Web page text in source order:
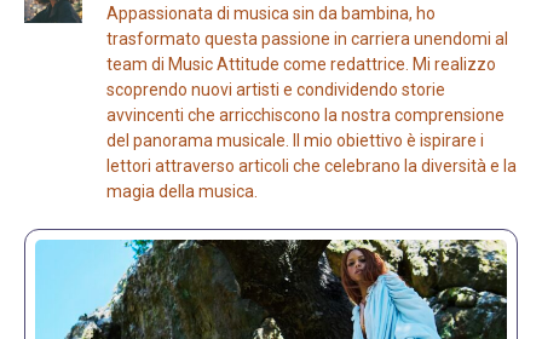
Appassionata di musica sin da bambina, ho
trasformato questa passione in carriera unendomi al
team di Music Attitude come redattrice. Mi realizzo
scoprendo nuovi artisti e condividendo storie
avvincenti che arricchiscono la nostra comprensione
del panorama musicale. Il mio obiettivo è ispirare i
lettori attraverso articoli che celebrano la diversità e la
magia della musica.